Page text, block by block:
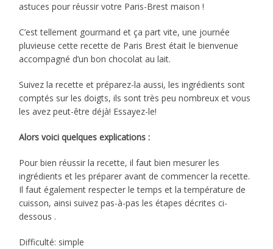
astuces pour réussir votre Paris-Brest maison !
C’est tellement gourmand et ça part vite, une journée
pluvieuse cette recette de Paris Brest était le bienvenue
accompagné d’un bon chocolat au lait.
Suivez la recette et préparez-la aussi, les ingrédients sont
comptés sur les doigts, ils sont très peu nombreux et vous
les avez peut-être déjà! Essayez-le!
Alors voici quelques explications :
Pour bien réussir la recette, il faut bien mesurer les
ingrédients et les préparer avant de commencer la recette.
Il faut également respecter le temps et la température de
cuisson, ainsi suivez pas-à-pas les étapes décrites ci-
dessous .
Difficulté: simple